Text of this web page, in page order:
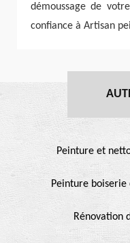
démoussage de
confiance à Artisan
Peinture et
Peinture
Rénovation